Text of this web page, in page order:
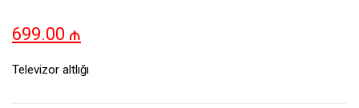
699.00 ₼
Televizor altlığı